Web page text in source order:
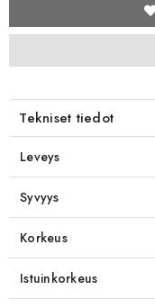
Tekniset tiedot
Leveys
Syvyys
Korkeus
Istuinkorkeus